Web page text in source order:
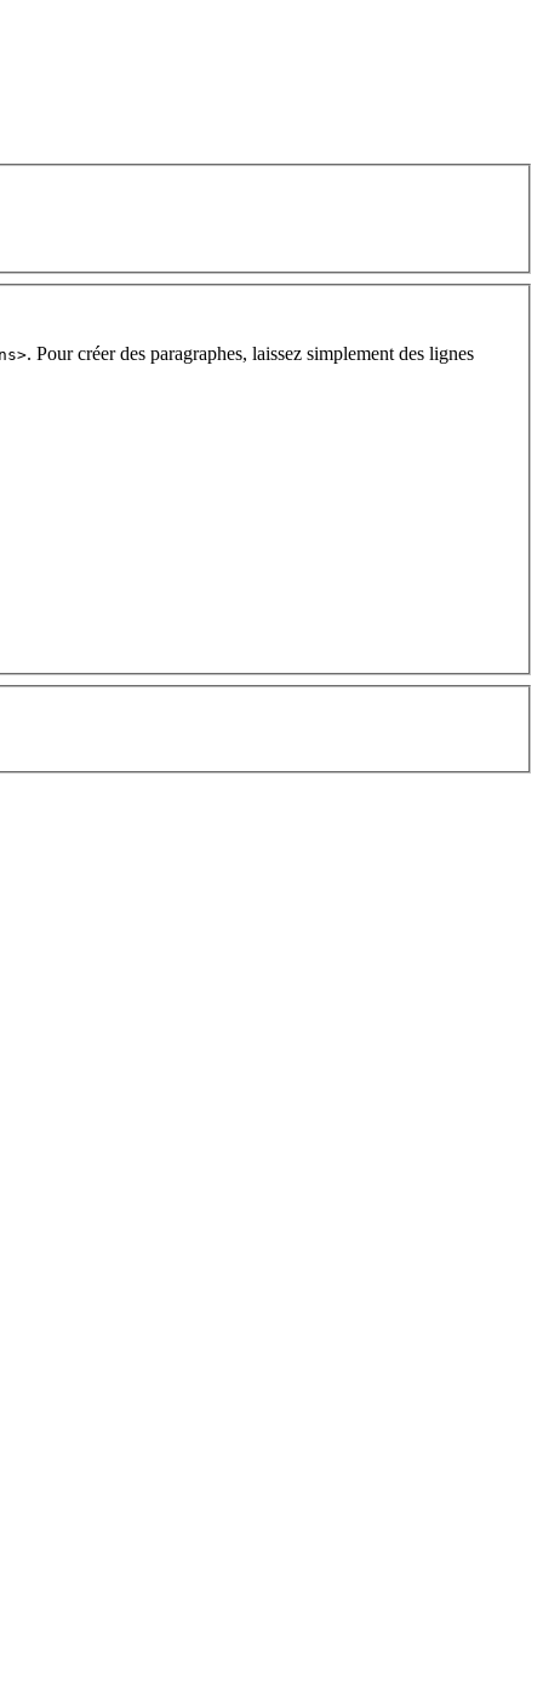
. Pour créer des paragraphes, laissez simplement des lignes